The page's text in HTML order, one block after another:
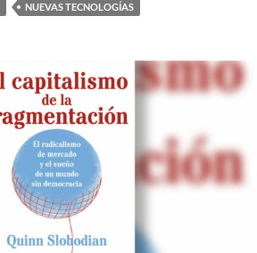
NUEVAS TECNOLOGÍAS